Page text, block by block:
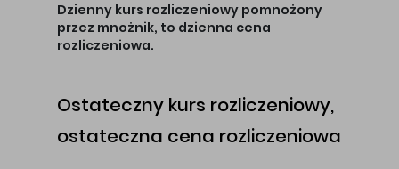
Dzienny kurs rozliczeniowy pomnożony
przez mnożnik, to dzienna cena
rozliczeniowa.
Ostateczny kurs rozliczeniowy,
ostateczna cena rozliczeniowa